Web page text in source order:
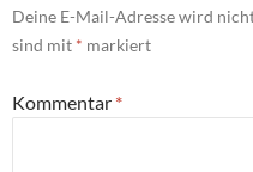
Deine E-Mail-Adresse wird
sind mit * markiert
Kommentar *